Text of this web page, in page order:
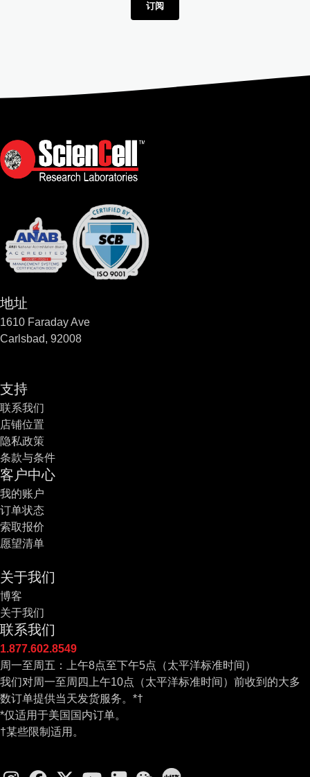
订阅
地址
1610 Faraday Ave
Carlsbad, 92008
支持
联系我们
店铺位置
隐私政策
条款与条件
客户中心
我的账户
订单状态
索取报价
愿望清单
关于我们
博客
关于我们
联系我们
1.877.602.8549
周一至周五：上午8点至下午5点（太平洋标准时间）
我们对周一至周四上午10点（太平洋标准时间）前收到的大多
数订单提供当天发货服务。*†
*仅适用于美国国内订单。
†某些限制适用。